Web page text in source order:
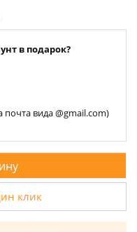
в подарок?
почта вида @gmail.com)
клик